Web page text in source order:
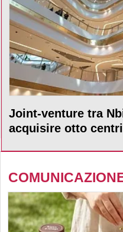
Joint-venture tra
acquisire otto